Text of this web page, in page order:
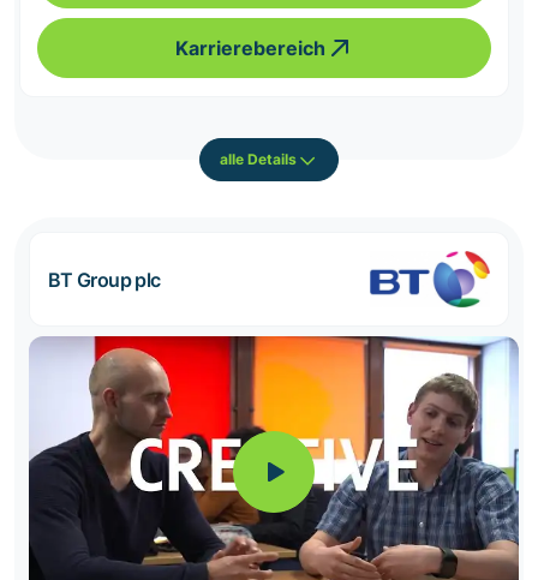
Karrierebereich
alle Details
BT Group plc